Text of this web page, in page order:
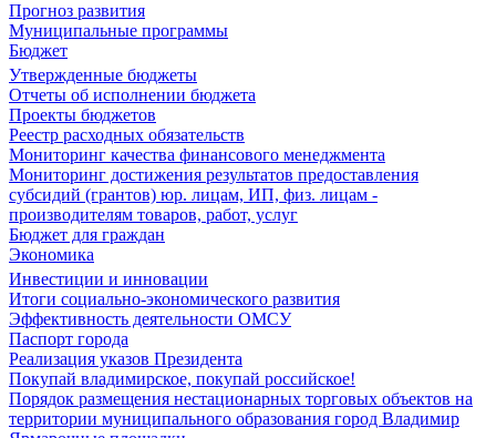
Прогноз развития
Муниципальные программы
Бюджет
Утвержденные бюджеты
Отчеты об исполнении бюджета
Проекты бюджетов
Реестр расходных обязательств
Мониторинг качества финансового менеджмента
Мониторинг достижения результатов предоставления
субсидий (грантов) юр. лицам, ИП, физ. лицам -
производителям товаров, работ, услуг
Бюджет для граждан
Экономика
Инвестиции и инновации
Итоги социально-экономического развития
Эффективность деятельности ОМСУ
Паспорт города
Реализация указов Президента
Покупай владимирское, покупай российское!
Порядок размещения нестационарных торговых объектов на
территории муниципального образования город Владимир